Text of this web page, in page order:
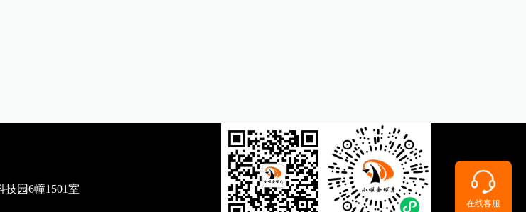
园6幢1501室
在线客服